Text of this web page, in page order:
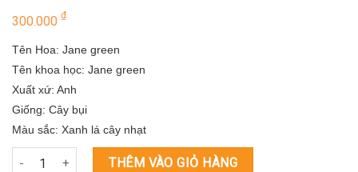
300.000 ₫
Tên Hoa: Jane green
Tên khoa học: Jane green
Xuất xứ: Anh
Giống: Cây bụi
Màu sắc: Xanh lá cây nhạt
Hoa hồng xanh lá cây đẹp - độc - lạ Jane Green Rose số lượng
THÊM VÀO GIỎ HÀNG